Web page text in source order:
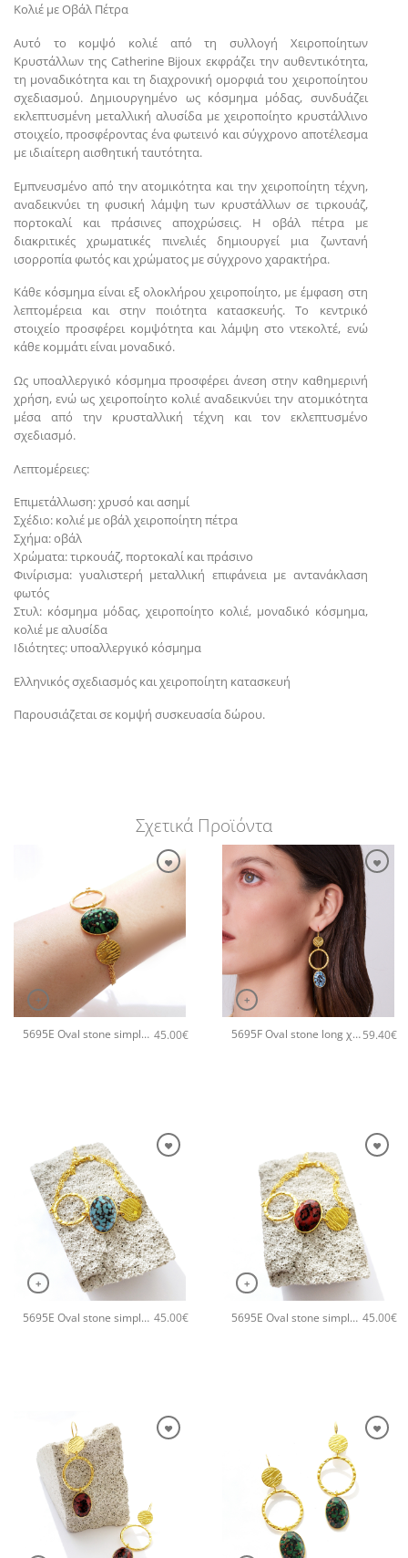
Κολιέ με Οβάλ Πέτρα
Αυτό το κομψό κολιέ από τη συλλογή Χειροποίητων
Κρυστάλλων της Catherine Bijoux εκφράζει την αυθεντικότητα,
τη μοναδικότητα και τη διαχρονική ομορφιά του χειροποίητου
σχεδιασμού. Δημιουργημένο ως κόσμημα μόδας, συνδυάζει
εκλεπτυσμένη μεταλλική αλυσίδα με χειροποίητο κρυστάλλινο
στοιχείο, προσφέροντας ένα φωτεινό και σύγχρονο αποτέλεσμα
με ιδιαίτερη αισθητική ταυτότητα.
Εμπνευσμένο από την ατομικότητα και την χειροποίητη τέχνη,
αναδεικνύει τη φυσική λάμψη των κρυστάλλων σε τιρκουάζ,
πορτοκαλί και πράσινες αποχρώσεις. Η οβάλ πέτρα με
διακριτικές χρωματικές πινελιές δημιουργεί μια ζωντανή
ισορροπία φωτός και χρώματος με σύγχρονο χαρακτήρα.
Κάθε κόσμημα είναι εξ ολοκλήρου χειροποίητο, με έμφαση στη
λεπτομέρεια και στην ποιότητα κατασκευής. Το κεντρικό
στοιχείο προσφέρει κομψότητα και λάμψη στο ντεκολτέ, ενώ
κάθε κομμάτι είναι μοναδικό.
Ως υποαλλεργικό κόσμημα προσφέρει άνεση στην καθημερινή
χρήση, ενώ ως χειροποίητο κολιέ αναδεικνύει την ατομικότητα
μέσα από την κρυσταλλική τέχνη και τον εκλεπτυσμένο
σχεδιασμό.
Λεπτομέρειες:
Επιμετάλλωση: χρυσό και ασημί
Σχέδιο: κολιέ με οβάλ χειροποίητη πέτρα
Σχήμα: οβάλ
Χρώματα: τιρκουάζ, πορτοκαλί και πράσινο
Φινίρισμα: γυαλιστερή μεταλλική επιφάνεια με αντανάκλαση
φωτός
Στυλ: κόσμημα μόδας, χειροποίητο κολιέ, μοναδικό κόσμημα,
κολιέ με αλυσίδα
Ιδιότητες: υποαλλεργικό κόσμημα
Ελληνικός σχεδιασμός και χειροποίητη κατασκευή
Παρουσιάζεται σε κομψή συσκευασία δώρου.
Σχετικά Προϊόντα
+
5695E Oval stone simple χειροποίητο βραχιόλι Catherine bijoux Πράσινο 45.00€
+
5695F Oval stone long χειροποίητα σκουλαρίκια Catherine bijoux Τυρκουάζ59.40€
+
5695E Oval stone simple χειροποίητο βραχιόλι Catherine bijoux Τυρκουάζ 45.00€
+
5695E Oval stone simple χειροποίητο βραχιόλι Catherine bijoux Πορτοκαλί 45.00€